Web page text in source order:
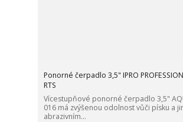
Ponorné čerpadlo 3,5" IPRO
RTS
Vícestupňové ponorné čerpadlo 3,5"
016 má zvýšenou odolnost vůči písku a
abrazivním...